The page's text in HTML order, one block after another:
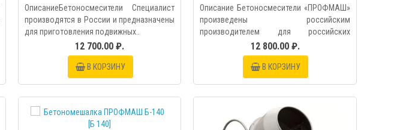
ОписаниеБетоносмесители Специалист
производятся в России и предназначены
для приготовления подвижных..
12 700.00 ₽.
В КОРЗИНУ
Описание Бетоносмесители «ПРОФМАШ»
произведены российским
производителем для российских
12 800.00 ₽.
В КОРЗИНУ
БЫСТРЫЙ ПРОСМОТР БЫСТРЫЙ ПРОСМОТР